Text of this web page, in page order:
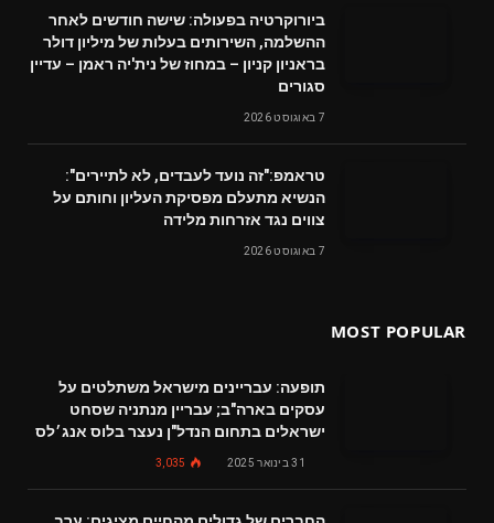
ביורוקרטיה בפעולה: שישה חודשים לאחר
ההשלמה, השירותים בעלות של מיליון דולר
בראניון קניון – במחוז של נית'יה ראמן – עדיין
סגורים
7 באוגוסט 2026
טראמפ:"זה נועד לעבדים, לא לתיירים":
הנשיא מתעלם מפסיקת העליון וחותם על
צווים נגד אזרחות מלידה
7 באוגוסט 2026
MOST POPULAR
תופעה: עבריינים מישראל משתלטים על
עסקים בארה"ב; עבריין מנתניה שסחט
ישראלים בתחום הנדל"ן נעצר בלוס אנג׳לס
31 בינואר 2025 3,035